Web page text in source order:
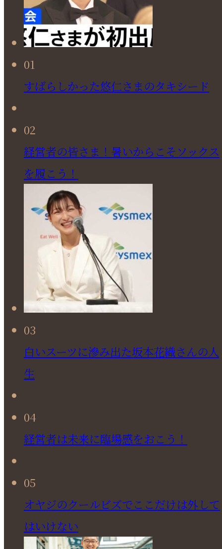
01
すばらしかった悠仁さまのタキシード
02
経営者の皆さま！暑いからこそソックス
を履こう！
03
白いスーツに滲み出た坂本花織さんの人
生
04
経営者は未来に臨場感をおこう！
05
オヤジのクールビズでここだけは外して
はいけない